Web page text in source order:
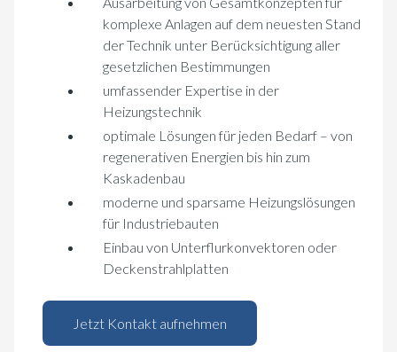
komplexe Anlagen auf dem neuesten Stand
der Technik unter Berücksichtigung aller
gesetzlichen Bestimmungen
umfassender Expertise in der
Heizungstechnik
optimale Lösungen für jeden Bedarf – von
regenerativen Energien bis hin zum
Kaskadenbau
moderne und sparsame Heizungslösungen
für Industriebauten
Einbau von Unterflurkonvektoren oder
Deckenstrahlplatten
Jetzt Kontakt aufnehmen